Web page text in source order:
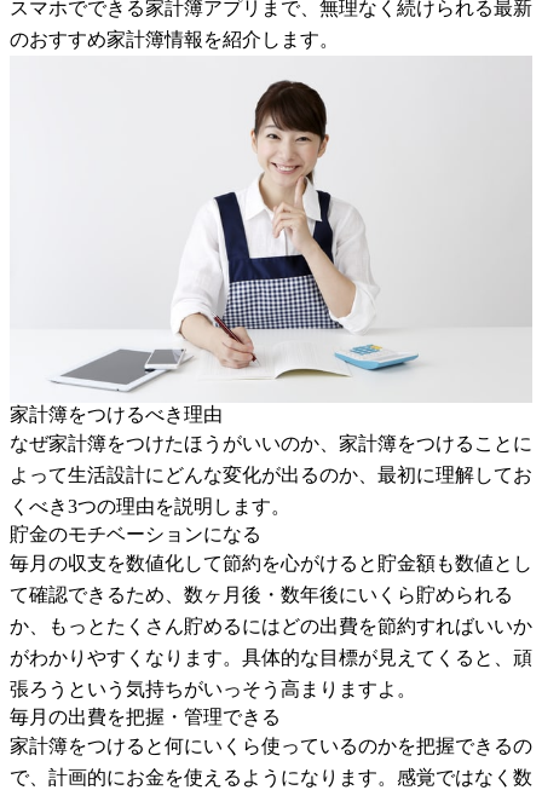
スマホでできる家計簿アプリまで、無理なく続けられる最新
のおすすめ家計簿情報を紹介します。
家計簿をつけるべき理由
なぜ家計簿をつけたほうがいいのか、家計簿をつけることに
よって生活設計にどんな変化が出るのか、最初に理解してお
くべき3つの理由を説明します。
貯金のモチベーションになる
毎月の収支を数値化して節約を心がけると貯金額も数値とし
て確認できるため、数ヶ月後・数年後にいくら貯められる
か、もっとたくさん貯めるにはどの出費を節約すればいいか
がわかりやすくなります。具体的な目標が見えてくると、頑
張ろうという気持ちがいっそう高まりますよ。
毎月の出費を把握・管理できる
家計簿をつけると何にいくら使っているのかを把握できるの
で、計画的にお金を使えるようになります。感覚ではなく数